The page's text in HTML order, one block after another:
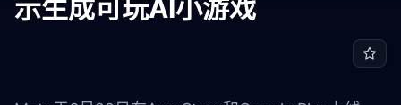
示生成可玩AI小游戏